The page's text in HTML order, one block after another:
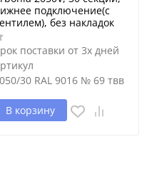
подключение(с
без накладок
поставки от 3х дней
30 RAL 9016 № 69 твв
В корзину